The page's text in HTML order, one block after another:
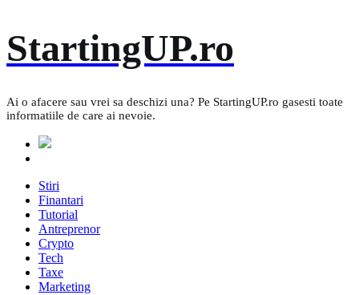
to
content
StartingUP.ro
Ai o afacere sau vrei sa deschizi una? Pe StartingUP.ro gasesti toate
informatiile de care ai nevoie.
Stiri
Finantari
Tutorial
Antreprenor
Crypto
Tech
Taxe
Marketing